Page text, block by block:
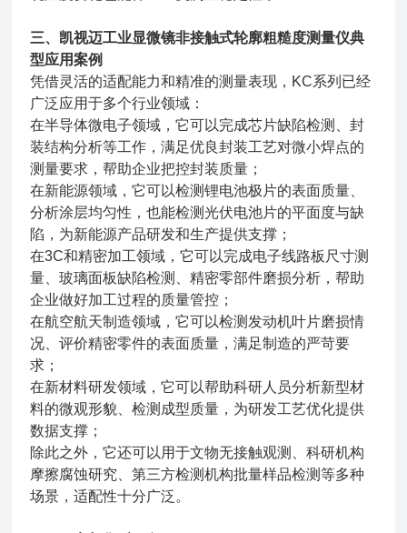
三、凯视迈工业显微镜非接触式轮廓粗糙度测量仪典
型应用案例
凭借灵活的适配能力和精准的测量表现，KC系列已经
广泛应用于多个行业领域：
在半导体微电子领域，它可以完成芯片缺陷检测、封
装结构分析等工作，满足优良封装工艺对微小焊点的
测量要求，帮助企业把控封装质量；
在新能源领域，它可以检测锂电池极片的表面质量、
分析涂层均匀性，也能检测光伏电池片的平面度与缺
陷，为新能源产品研发和生产提供支撑；
在3C和精密加工领域，它可以完成电子线路板尺寸测
量、玻璃面板缺陷检测、精密零部件磨损分析，帮助
企业做好加工过程的质量管控；
在航空航天制造领域，它可以检测发动机叶片磨损情
况、评价精密零件的表面质量，满足制造的严苛要
求；
在新材料研发领域，它可以帮助科研人员分析新型材
料的微观形貌、检测成型质量，为研发工艺优化提供
数据支撑；
除此之外，它还可以用于文物无接触观测、科研机构
摩擦腐蚀研究、第三方检测机构批量样品检测等多种
场景，适配性十分广泛。